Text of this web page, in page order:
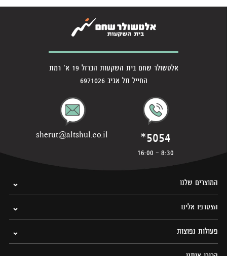
אלטשולר שחם בית השקעות הברזל 19 א' רמת
החייל תל אביב 6971026
*5054
8:30 - 16:00
sherut@altshul.co.il
המוצרים שלנו
הצטרפו אלינו
פעולות נפוצות